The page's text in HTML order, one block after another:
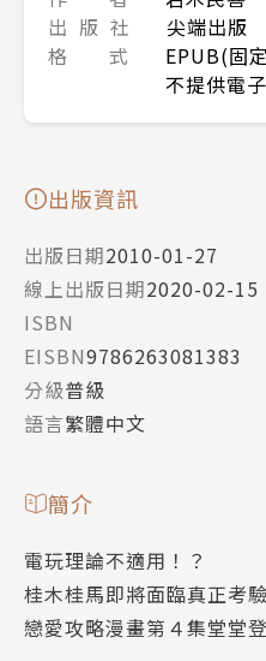
出 版 社
尖端出版
格 式
EPUB(固
不提供電
出版資訊
出版日期2010-01-27
線上出版日期2020-02-15
ISBN
EISBN9786263081383
分級普級
語言繁體中文
簡介
電玩理論不適用！？
桂木桂馬即將面臨真正考驗
戀愛攻略漫畫第４集堂堂